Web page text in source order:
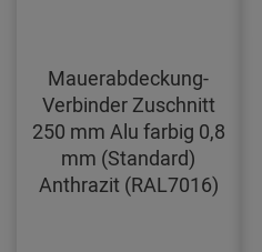
Mauerabdeckung-
Verbinder Zuschnitt
250 mm Alu farbig 0,8
mm (Standard)
Anthrazit (RAL7016)